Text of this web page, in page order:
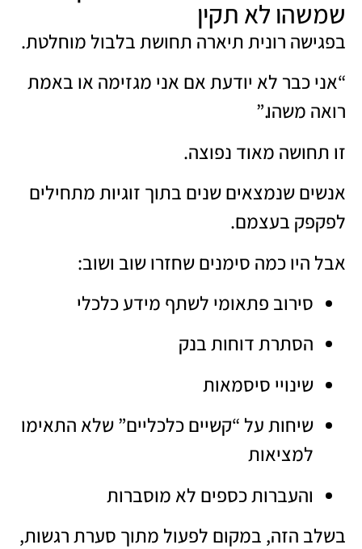
שמשהו לא תקין
בפגישה רונית תיארה תחושת בלבול מוחלטת.
“אני כבר לא יודעת אם אני מגזימה או באמת
רואה משהו.”
זו תחושה מאוד נפוצה.
אנשים שנמצאים שנים בתוך זוגיות מתחילים
לפקפק בעצמם.
אבל היו כמה סימנים שחזרו שוב ושוב:
סירוב פתאומי לשתף מידע כלכלי
הסתרת דוחות בנק
שינויי סיסמאות
שיחות על “קשיים כלכליים” שלא התאימו
למציאות
והעברות כספים לא מוסברות
בשלב הזה, במקום לפעול מתוך סערת רגשות,